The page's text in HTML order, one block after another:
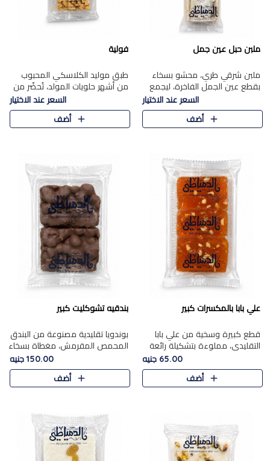
ملبن حبل عين جمل
ملبن شرقي طري، محشو بسخاء
بقطع عين الجمل الفاخرة، ليجمع
بين القوام الناعم وقرمشة الجوز
في مذاق شرقي أصيل.
السعر عند الاختيار
أضف
فولية
طبق موليد الكلاسكي المحبوب
من أشهر حلويات المولد، تُحضّر من
فول سوداني محمص بعناية
ومغلف بطبقة رقيقة من السكر
المكرمل، لتمنحك قرمشة أصيلة
السعر عند الاختيار
أضف
علي بابا بالمكسرات كبير
قطع كبيرة وسخية من علي بابا
التقليدي، مملوءة بتشكيلة رائعة
من المكسرات المحمصة المحمرة.
65.00 جنيه
أضف
بندقيه تشوكليت كبير
بوندويا تقليدية مصنوعة من البندق
المحمص المقرمش، مغطاة بسخاء
بشوكولاتة فاخرة غنية لتحقيق
التوازن المثالي بين قوام القرمشة
ونكهة الشوكولاتة ا..
150.00 جنيه
أضف